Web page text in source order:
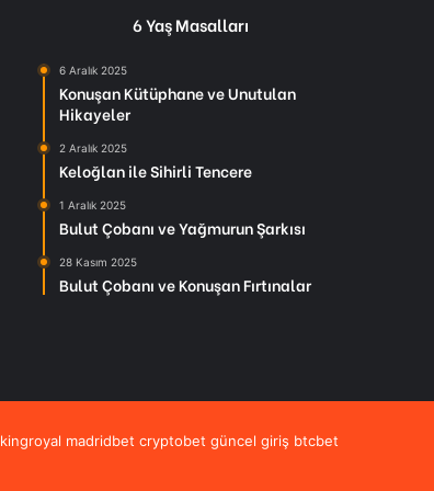
6 Yaş Masalları
6 Aralık 2025
Konuşan Kütüphane ve Unutulan
Hikayeler
2 Aralık 2025
Keloğlan ile Sihirli Tencere
1 Aralık 2025
Bulut Çobanı ve Yağmurun Şarkısı
28 Kasım 2025
Bulut Çobanı ve Konuşan Fırtınalar
kingroyal madridbet cryptobet güncel giriş btcbet